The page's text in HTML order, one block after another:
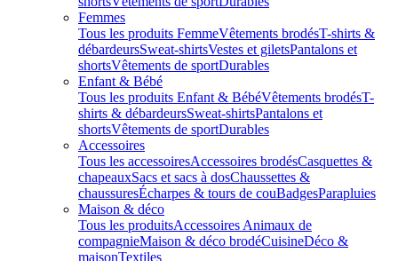
Femmes
Tous les produits FemmeVêtements brodésT-shirts &
débardeursSweat-shirtsVestes et giletsPantalons et
shortsVêtements de sportDurables
Enfant & Bébé
Tous les produits Enfant & BébéVêtements brodésT-
shirts & débardeursSweat-shirtsPantalons et
shortsVêtements de sportDurables
Accessoires
Tous les accessoiresAccessoires brodésCasquettes &
chapeauxSacs et sacs à dosChaussettes &
chaussuresÉcharpes & tours de couBadgesParapluies
Maison & déco
Tous les produitsAccessoires Animaux de
compagnieMaison & déco brodéCuisineDéco &
maisonTextiles